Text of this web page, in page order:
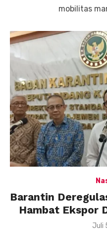
mobilitas
Barantin
Hambat Ekspor
Juli